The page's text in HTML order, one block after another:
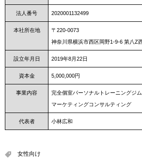
法人番号 2020001132499
本社所在地
〒220-0073
神奈川県横浜市西区岡野1-9-6 第八Z
設立年月日 2019年8月22日
資本金 5,000,000円
事業内容
完全個室パーソナルトレーニングジム
マーケティングコンサルティング
代表者 小林広和
女性向け